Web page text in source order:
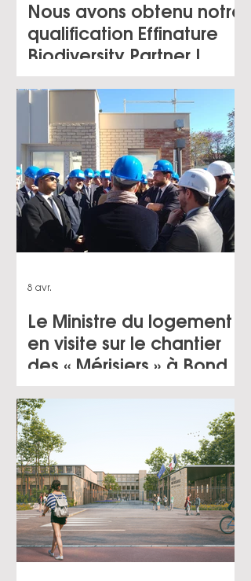
Nous avons obtenu notre
qualification Effinature
Biodiversity Partner !
Le Ministre du logement
en visite sur le chantier
des « Mérisiers » à Bondy
(93) pour le compte
d’Immobilière 3F
8 avr.